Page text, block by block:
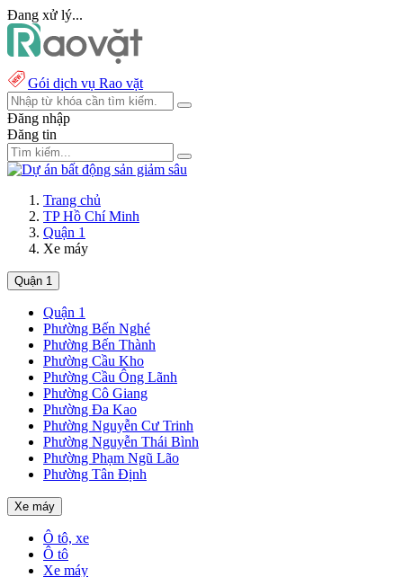
Đang xử lý...
Gói dịch vụ Rao vặt
Đăng nhập
Đăng tin
Trang chủ
TP Hồ Chí Minh
Quận 1
Xe máy
Quận 1
Quận 1
Phường Bến Nghé
Phường Bến Thành
Phường Cầu Kho
Phường Cầu Ông Lãnh
Phường Cô Giang
Phường Đa Kao
Phường Nguyễn Cư Trinh
Phường Nguyễn Thái Bình
Phường Phạm Ngũ Lão
Phường Tân Định
Xe máy
Ô tô, xe
Ô tô
Xe máy